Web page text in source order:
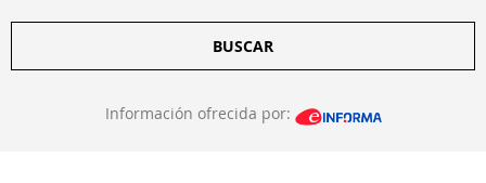
BUSCAR
Información ofrecida por: